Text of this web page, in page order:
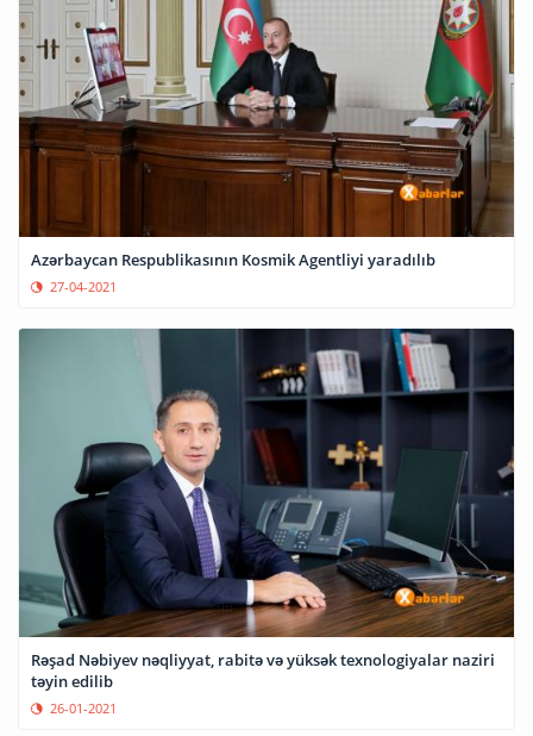
Azərbaycan Respublikasının Kosmik Agentliyi yaradılıb
27-04-2021
Rəşad Nəbiyev nəqliyyat, rabitə və yüksək texnologiyalar naziri
təyin edilib
26-01-2021